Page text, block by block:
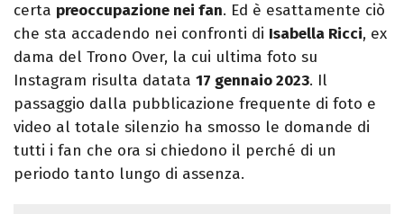
certa preoccupazione nei fan. Ed è esattamente ciò
che sta accadendo nei confronti di Isabella Ricci, ex
dama del Trono Over, la cui ultima foto su
Instagram risulta datata 17 gennaio 2023. Il
passaggio dalla pubblicazione frequente di foto e
video al totale silenzio ha smosso le domande di
tutti i fan che ora si chiedono il perché di un
periodo tanto lungo di assenza.